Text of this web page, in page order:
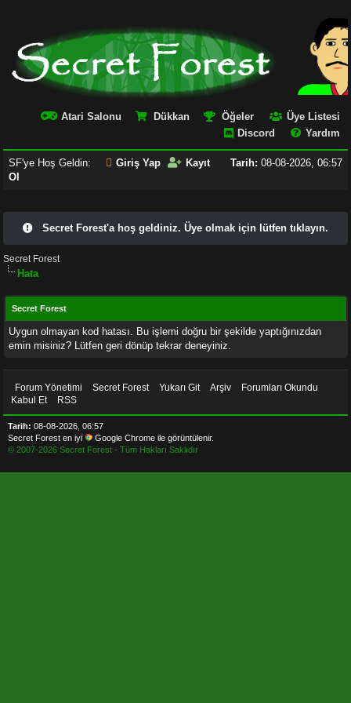
Atari Salonu Dükkan Öğeler
Üye Listesi
Discord
Yardım
Tarih: 08-08-2026, 06:57
SF'ye Hoş Geldin: Giriş Yap
Kayıt
Ol
Secret Forest'a hoş geldiniz. Üye olmak için lütfen tıklayın.
Secret Forest
Hata
Secret Forest
Uygun olmayan kod hatası. Bu işlemi doğru bir şekilde yaptığınızdan
emin misiniz? Lütfen geri dönüp tekrar deneyiniz.
Forum Yönetimi Secret Forest Yukarı Git Arşiv
Forumları Okundu
Kabul Et
RSS
Tarih: 08-08-2026, 06:57
Secret Forest en iyi
Google Chrome ile görüntülenir.
© 2007-2026 Secret Forest - Tüm Hakları Saklıdır